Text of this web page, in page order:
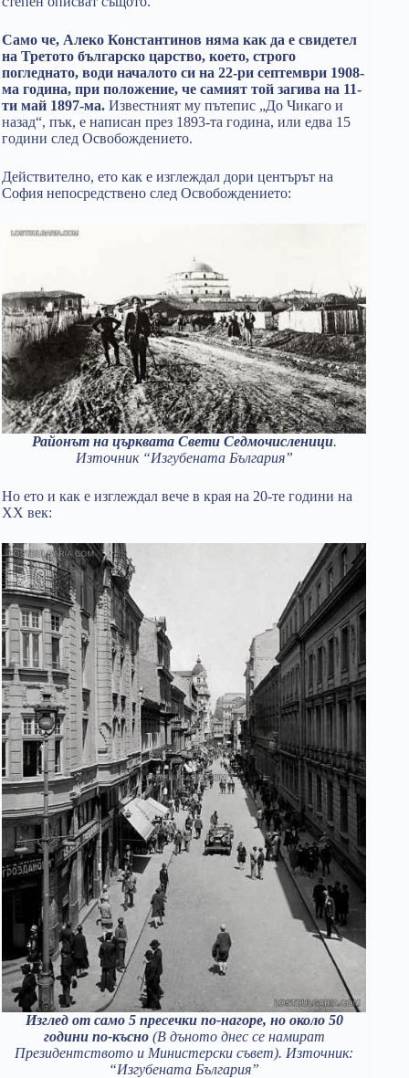
Само че, Алеко Константинов няма как да е свидетел
на Третото българско царство, което, строго
погледнато, води началото си на 22-ри септември 1908-
ма година, при положение, че самият той загива на 11-
ти май 1897-ма. Известният му пътепис „До Чикаго и
назад“, пък, е написан през 1893-та година, или едва 15
години след Освобождението.
Действително, ето как е изглеждал дори центърът на
София непосредствено след Освобождението:
Районът на църквата Свети Седмочисленици.
Източник “Изгубената България”
Но ето и как е изглеждал вече в края на 20-те години на
XX век:
Изглед от само 5 пресечки по-нагоре, но около 50
години по-късно(В дъното днес се намират
Президентството и Министерски съвет). Източник:
“Изгубената България”